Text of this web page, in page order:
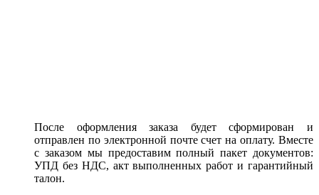
После оформления заказа будет сформирован и
отправлен по электронной почте счет на оплату. Вместе
с заказом мы предоставим полный пакет документов:
УПД без НДС, акт выполненных работ и гарантийный
талон.